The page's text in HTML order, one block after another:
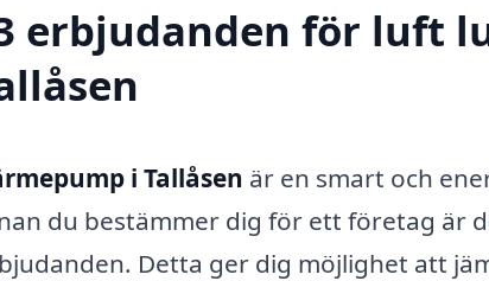
erbjudanden för luft
i Tallåsen är en smart och
du bestämmer dig för ett företag är
Detta ger dig möjlighet att